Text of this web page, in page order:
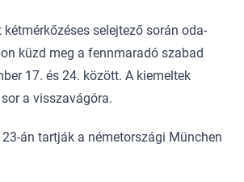
selejtező során oda-
küzd meg a fennmaradó szabad
17. és 24. között. A kiemeltek
a visszavágóra.
án tartják a németországi München